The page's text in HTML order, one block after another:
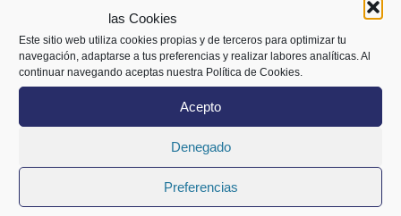
las Cookies
Este sitio web utiliza cookies propias y de terceros para optimizar tu
navegación, adaptarse a tus preferencias y realizar labores analíticas. Al
continuar navegando aceptas nuestra Política de Cookies.
Acepto
Denegado
Preferencias
Website
Save my name, email, and website in this browser for the next time I